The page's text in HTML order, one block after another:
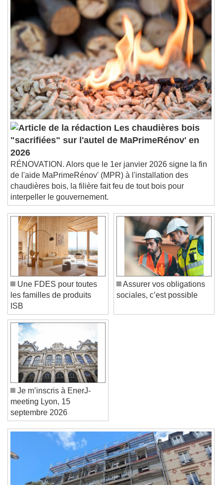
Playback Rate
Chapters
Chapters
Descriptions
descriptions off, selected
Subtitles
subtitles settings, opens subtitles
settings dialog
subtitles off, selected
Audio Track
Picture-in-Picture
Fullscreen
Beginning of dialog window. Escape will cancel
and close the window.
Text
Color Opacity
Text Background
Opacity
Caption Area Background
Color Opacity
Font Size
Text Edge Style
Font Family
Reset
Done
Close Modal Dialog
End of dialog window.
Les chaudières bois
"sacrifiées" sur l'autel de MaPrimeRénov' en
2026
RÉNOVATION. Alors que le 1er janvier 2026 signe la fin
de l'aide MaPrimeRénov' (MPR) à l'installation des
chaudières bois, la filière fait feu de tout bois pour
interpeller le gouvernement.
Une FDES pour toutes
les familles de produits
ISB
Assurer vos obligations
Je m’inscris à EnerJ-
meeting Lyon, 15
septembre 2026